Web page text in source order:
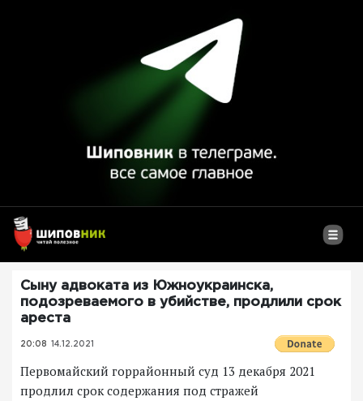
Сыну адвоката из Южноукраинска,
подозреваемого в убийстве, продлили срок
ареста
20:08 14.12.2021
Первомайский горрайонный суд 13 декабря 2021
продлил срок содержания под стражей